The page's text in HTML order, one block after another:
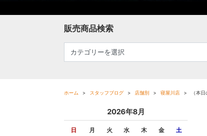
販売商品検索
ホーム スタッフブログ 店舗別 寝屋川店 （本
2026年8月
日 月 火 水 木 金 土